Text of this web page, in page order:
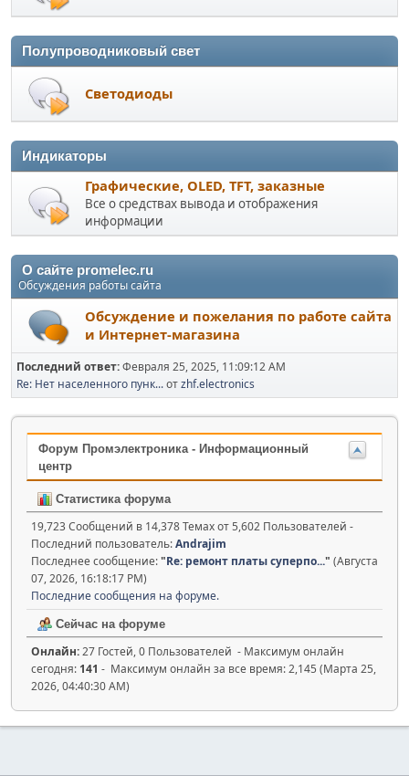
Полупроводниковый свет
Светодиоды
Индикаторы
Графические, OLED, TFT, заказные
Все о средствах вывода и отображения
информации
О сайте promelec.ru
Обсуждения работы сайта
Обсуждение и пожелания по работе сайта
и Интернет-магазина
Последний ответ:Февраля 25, 2025, 11:09:12 AM
Re: Нет населенного пунк...отzhf.electronics
Форум Промэлектроника - Информационный
центр
Статистика форума
19,723 Сообщений в 14,378 Темах от 5,602 Пользователей -
Последний пользователь:Andrajim
Последнее сообщение:"Re: ремонт платы суперпо..." (Августа
07, 2026, 16:18:17 PM)
Последние сообщения на форуме.
Сейчас на форуме
Онлайн:27 Гостей, 0 Пользователей - Максимум онлайн
сегодня: 141 - Максимум онлайн за все время: 2,145 (Марта 25,
2026, 04:40:30 AM)